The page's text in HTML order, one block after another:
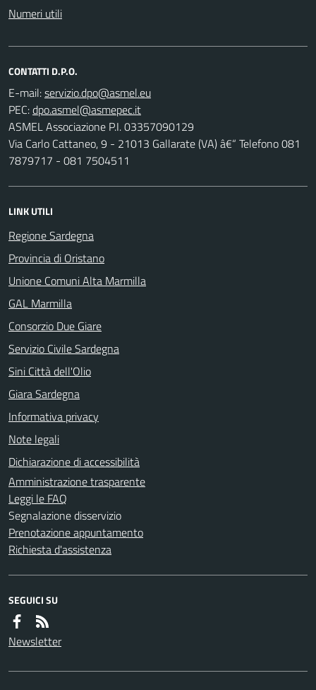
Numeri utili
CONTATTI D.P.O.
E-mail:
PEC:
ASMEL Associazione P.I. 03357090129
Via Carlo Cattaneo, 9 - 21013 Gallarate (VA) â€“ Telefono 081
7879717 - 081 7504511
LINK UTILI
Regione Sardegna
Provincia di Oristano
Unione Comuni Alta Marmilla
GAL Marmilla
Consorzio Due Giare
Servizio Civile Sardegna
Sini Città dell'Olio
Giara Sardegna
Informativa privacy
Note legali
Dichiarazione di accessibilità
Amministrazione trasparente
Leggi le FAQ
Segnalazione disservizio
Prenotazione appuntamento
Richiesta d'assistenza
SEGUICI SU
Newsletter